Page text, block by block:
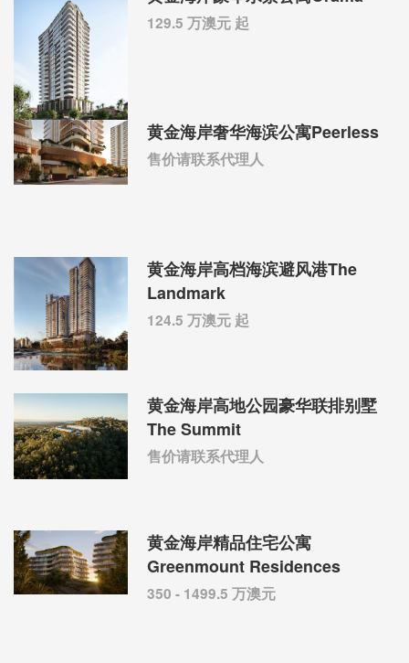
129.5 万澳元 起
黄金海岸奢华海滨公寓Peerless
售价请联系代理人
黄金海岸高档海滨避风港The
Landmark
124.5 万澳元 起
黄金海岸高地公园豪华联排别墅
The Summit
售价请联系代理人
黄金海岸精品住宅公寓
Greenmount Residences
350 - 1499.5 万澳元